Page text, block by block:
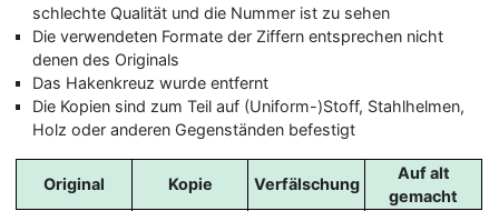
schlechte Qualität und die Nummer ist zu sehen
Die verwendeten Formate der Ziffern entsprechen nicht
denen des Originals
Das Hakenkreuz wurde entfernt
Die Kopien sind zum Teil auf (Uniform-)Stoff, Stahlhelmen,
Holz oder anderen Gegenständen befestigt
Original Kopie Verfälschung
Auf alt
gemacht